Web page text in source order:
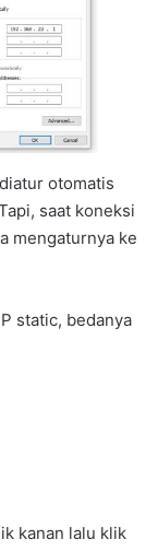
otomatis
saat koneksi
mengaturnya ke
static, bedanya
kanan lalu klik